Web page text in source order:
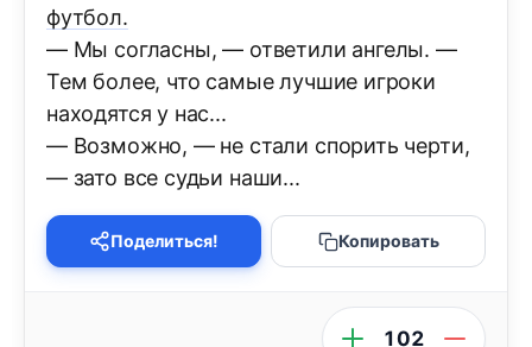
футбол.
— Мы согласны, — ответили ангелы. —
Тем более, что самые лучшие игроки
находятся у нас...
— Возможно, — не стали спорить черти,
— зато все судьи наши...
Поделиться! Копировать
102